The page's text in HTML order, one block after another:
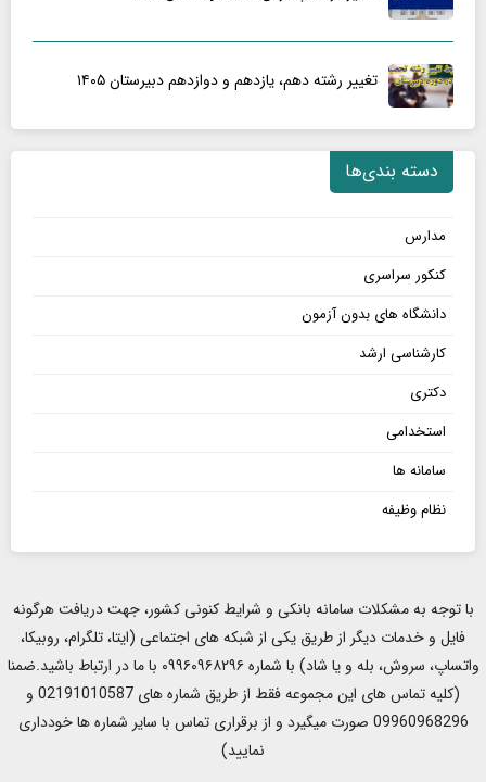
تغییر رشته دهم، یازدهم و دوازدهم دبیرستان ۱۴۰۵
دسته بندی‌ها
مدارس
کنکور سراسری
دانشگاه های بدون آزمون
کارشناسی ارشد
دکتری
استخدامی
سامانه ها
نظام وظیفه
با توجه به مشکلات سامانه بانکی و شرایط کنونی کشور، جهت دریافت هرگونه
فایل و خدمات دیگر از طریق یکی از شبکه های اجتماعی (ایتا، تلگرام، روبیکا،
واتساپ، سروش، بله و یا شاد) با شماره ۰۹۹۶۰۹۶۸۲۹۶ با ما در ارتباط باشید.ضمنا
(کلیه تماس های این مجموعه فقط از طریق شماره های 02191010587 و
09960968296 صورت میگیرد و از برقراری تماس با سایر شماره ها خودداری
نمایید)